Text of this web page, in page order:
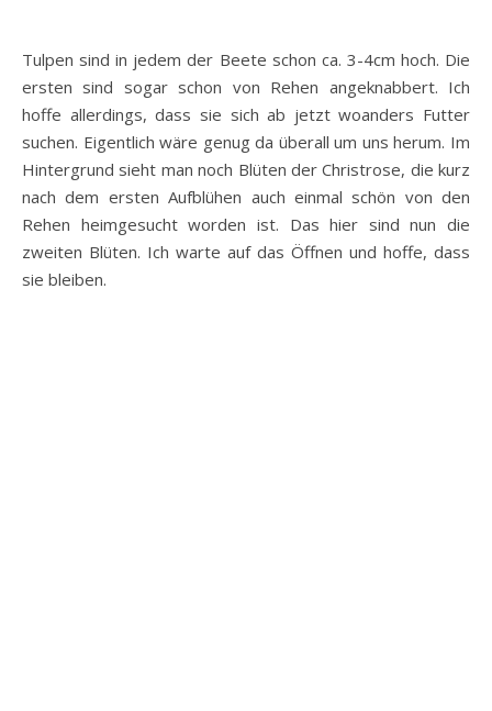
Tulpen sind in jedem der Beete schon ca. 3-4cm hoch. Die
ersten sind sogar schon von Rehen angeknabbert. Ich
hoffe allerdings, dass sie sich ab jetzt woanders Futter
suchen. Eigentlich wäre genug da überall um uns herum. Im
Hintergrund sieht man noch Blüten der Christrose, die kurz
nach dem ersten Aufblühen auch einmal schön von den
Rehen heimgesucht worden ist. Das hier sind nun die
zweiten Blüten. Ich warte auf das Öffnen und hoffe, dass
sie bleiben.